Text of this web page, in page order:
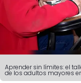
Aprender sin límites: el
de los adultos mayores